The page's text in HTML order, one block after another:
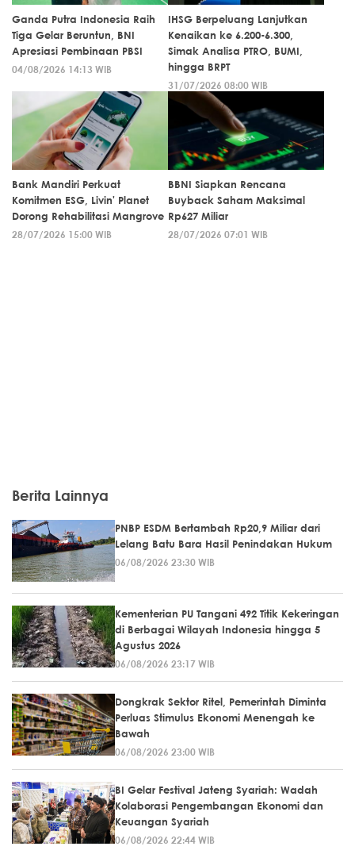
Ganda Putra Indonesia Raih
Tiga Gelar Beruntun, BNI
Apresiasi Pembinaan PBSI
04/08/2026 14:13 WIB
IHSG Berpeluang Lanjutkan
Kenaikan ke 6.200-6.300,
Simak Analisa PTRO, BUMI,
hingga BRPT
31/07/2026 08:00 WIB
Bank Mandiri Perkuat
Komitmen ESG, Livin' Planet
Dorong Rehabilitasi Mangrove
28/07/2026 15:00 WIB
BBNI Siapkan Rencana
Buyback Saham Maksimal
Rp627 Miliar
28/07/2026 07:01 WIB
Berita Lainnya
PNBP ESDM Bertambah Rp20,9 Miliar dari
Lelang Batu Bara Hasil Penindakan Hukum
06/08/2026 23:30 WIB
Kementerian PU Tangani 492 Titik Kekeringan
di Berbagai Wilayah Indonesia hingga 5
Agustus 2026
06/08/2026 23:17 WIB
Dongkrak Sektor Ritel, Pemerintah Diminta
Perluas Stimulus Ekonomi Menengah ke
Bawah
06/08/2026 23:00 WIB
BI Gelar Festival Jateng Syariah: Wadah
Kolaborasi Pengembangan Ekonomi dan
Keuangan Syariah
06/08/2026 22:44 WIB